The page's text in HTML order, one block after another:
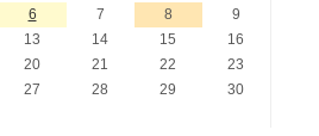
6 7 8
9
13 14 15
16
20 21 22
23
27 28 29
30